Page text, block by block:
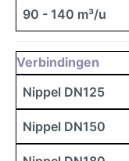
90 - 140 m³/u
Verbindingen
Nippel DN125
Nippel DN150